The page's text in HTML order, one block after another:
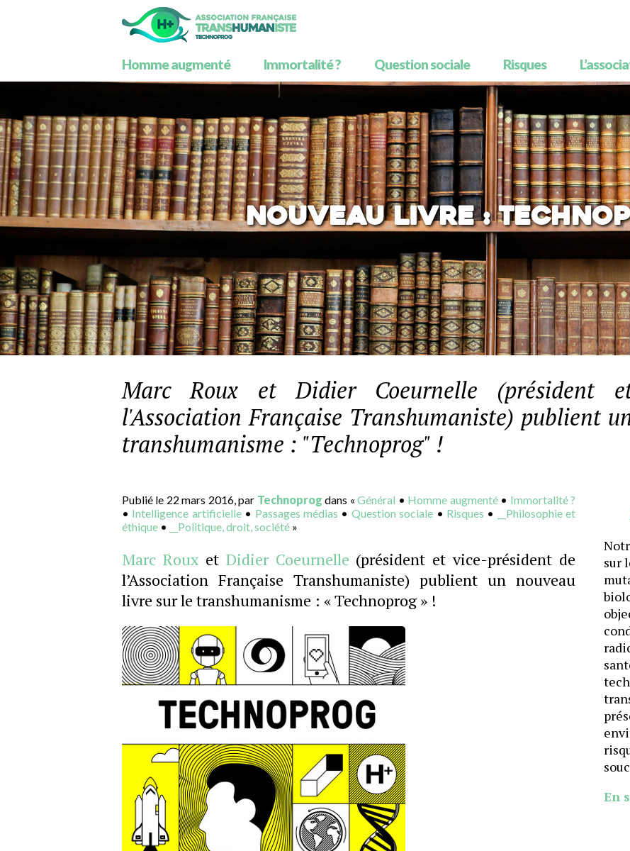
Homme augmenté Immortalité ? Question sociale Risques
Nouveau livre :
Marc Roux et Didier Coeurnelle (président
l'Association Française Transhumaniste) publient
transhumanisme : "Technoprog" !
Publié le 22 mars 2016, par Technoprog dans «Général • Homme augmenté• Immortalité ?
• Intelligence artificielle• Passages médias • Question sociale • Risques •
__Philosophie et
éthique • __Politique, droit, société »
Marc Roux et Didier Coeurnelle (président et vice-président de
l’Association Française Transhumaniste) publient un nouveau
livre sur le transhumanisme : « Technoprog » !
sur
En